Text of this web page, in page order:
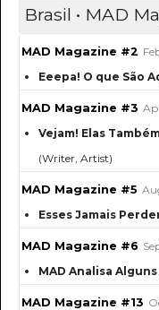
Brasil • MAD
MAD Magazine #2
Eeepa! O que São
MAD Magazine #3
Vejam! Elas
(Writer, Artist)
MAD Magazine #5
Esses Jamais
MAD Magazine #6
MAD Analisa
MAD Magazine #13